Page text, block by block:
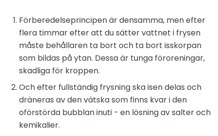
Förberedelseprincipen är densamma, men efter
flera timmar efter att du sätter vattnet i frysen
måste behållaren ta bort och ta bort isskorpan
som bildas på ytan. Dessa är tunga föroreningar,
skadliga för kroppen.
Och efter fullständig frysning ska isen delas och
dräneras av den vätska som finns kvar i den
oförstörda bubblan inuti - en lösning av salter och
kemikalier.